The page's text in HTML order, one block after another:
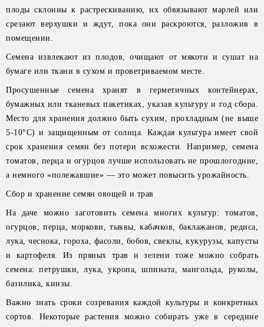
плоды склонны к растрескиванию, их обвязывают марлей или
срезают верхушки и ждут, пока они раскроются, разложив в
помещении.
Семена извлекают из плодов, очищают от мякоти и сушат на
бумаге или ткани в сухом и проветриваемом месте.
Просушенные семена хранят в герметичных контейнерах,
бумажных или тканевых пакетиках, указав культуру и год сбора.
Место для хранения должно быть сухим, прохладным (не выше
5-10°C) и защищенным от солнца. Каждая культура имеет свой
срок хранения семян без потери всхожести. Например, семена
томатов, перца и огурцов лучше использовать не прошлогодние,
а немного «полежавшие» — это может повысить урожайность.
Сбор и хранение семян овощей и трав
На даче можно заготовить семена многих культур: томатов,
огурцов, перца, моркови, тыквы, кабачков, баклажанов, редиса,
лука, чеснока, гороха, фасоли, бобов, свеклы, кукурузы, капусты
и картофеля. Из пряных трав и зелени тоже можно собрать
семена: петрушки, лука, укропа, шпината, мангольда, руколы,
базилика, кинзы.
Важно знать сроки созревания каждой культуры и конкретных
сортов. Некоторые растения можно собирать уже в середине